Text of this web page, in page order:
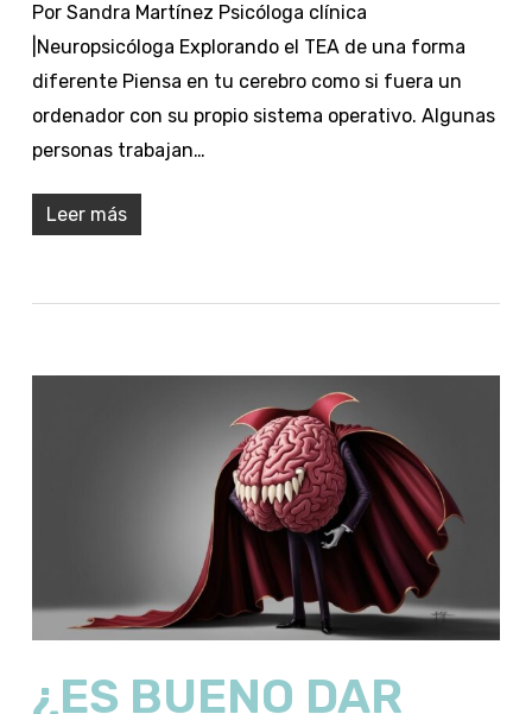
Por Sandra Martínez Psicóloga clínica
|Neuropsicóloga Explorando el TEA de una forma
diferente Piensa en tu cerebro como si fuera un
ordenador con su propio sistema operativo. Algunas
personas trabajan…
Leer más
¿ES BUENO DAR